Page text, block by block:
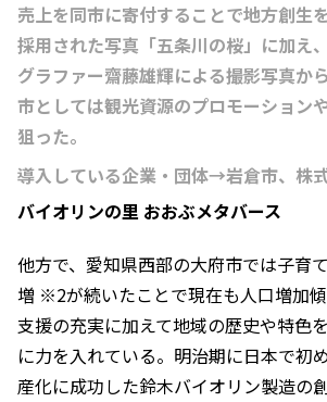
売上を同市に寄付することで地方創生
採用された写真「五条川の桜」に加え
グラファー齋藤雄輝による撮影写真か
市としては観光資源のプロモーション
狙った。
導入している企業・団体→岩倉市、株
バイオリンの里 おおぶメタバース
他方で、愛知県西部の大府市では子育
増 ※2が続いたことで現在も人口増加
支援の充実に加えて地域の歴史や特色
に力を入れている。明治期に日本で初
産化に成功した鈴木バイオリン製造の